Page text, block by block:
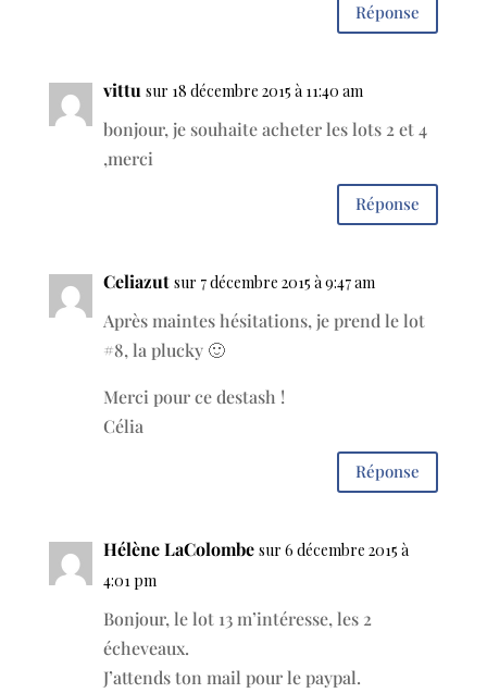
Réponse
vittu sur 18 décembre 2015 à 11:40 am
bonjour, je souhaite acheter les lots 2 et 4
,merci
Réponse
Celiazut sur 7 décembre 2015 à 9:47 am
Après maintes hésitations, je prend le lot
#8, la plucky 🙂
Merci pour ce destash !
Célia
Réponse
Hélène LaColombe sur 6 décembre 2015 à
4:01 pm
Bonjour, le lot 13 m’intéresse, les 2
écheveaux.
J’attends ton mail pour le paypal.